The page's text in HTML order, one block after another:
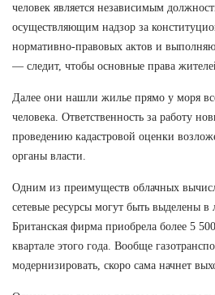
человек является независимым
осуществляющим надзор за
нормативно-правовых актов и
— следит, чтобы основные права
Далее они нашли жилье прямо у моря
человека. Ответственность за работу
проведению кадастровой оценки
органы власти.
Одним из преимуществ облачных
сетевые ресурсы могут быть выделены в
Британская фирма приобрела более 5
квартале этого года. Вообще
модернизировать, скоро сама начнет